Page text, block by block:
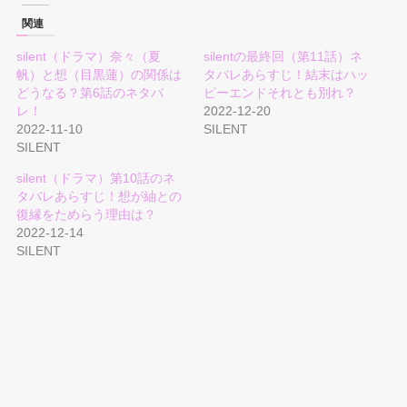
関連
silent（ドラマ）奈々（夏
帆）と想（目黒蓮）の関係は
どうなる？第6話のネタバ
レ！
2022-11-10
SILENT
silentの最終回（第11話）ネ
タバレあらすじ！結末はハッ
ピーエンドそれとも別れ？
2022-12-20
SILENT
silent（ドラマ）第10話のネ
タバレあらすじ！想が紬との
復縁をためらう理由は？
2022-12-14
SILENT